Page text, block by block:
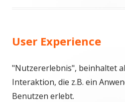
User Experience
"Nutzererlebnis", beinhaltet
Interaktion, die z.B. ein
Benutzen erlebt.